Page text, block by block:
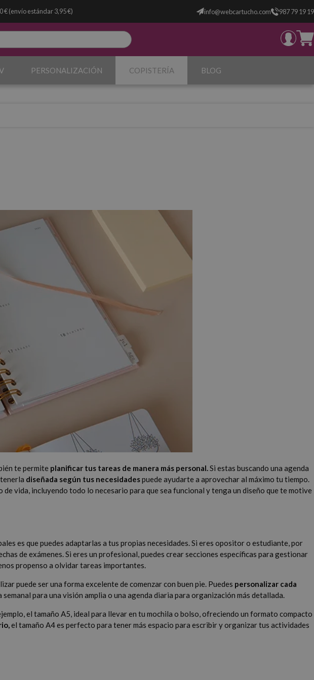
€ (envío estándar 3,95 €) info@webcartucho.com 987 79 19 19
PERSONALIZACIÓN COPISTERÍA BLOG
te permite planificar tus tareas de manera más personal. Si estas buscando una agenda
diseñada según tus necesidadespuede ayudarte a aprovechar al máximo tu tiempo.
vida, incluyendo todo lo necesario para que sea funcional y tenga un diseño que te motive
es que puedes adaptarlas a tus propias necesidades. Si eres opositor o estudiante, por
de exámenes. Si eres un profesional, puedes crear secciones específicas para gestionar
propenso a olvidar tareas importantes.
puede ser una forma excelente de comenzar con buen pie. Puedes personalizar cada
para una visión amplia o una agenda diaria para organización más detallada.
el tamaño A5, ideal para llevar en tu mochila o bolso, ofreciendo un formato compacto
el tamaño A4 es perfecto para tener más espacio para escribir y organizar tus actividades